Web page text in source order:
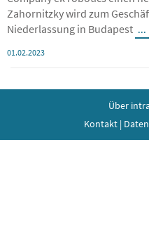
Zahornitzky wird zum
Niederlassung in Budapest ...
01.02.2023
Über
Kontakt|